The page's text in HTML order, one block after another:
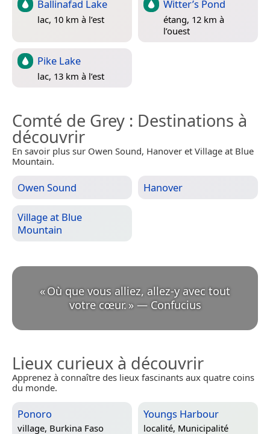
Ballinafad Lake
lac, 10 km à l’est
Witter’s Pond
étang, 12 km à
l’ouest
Pike Lake
lac, 13 km à l’est
Comté de Grey : Destinations à
découvrir
En savoir plus sur Owen Sound, Hanover et Village at Blue
Mountain.
Owen Sound Hanover
Village at Blue
Mountain
«Où que vous alliez, allez-y avec tout
votre cœur. » — Confucius
Lieux curieux à découvrir
Apprenez à connaître des lieux fascinants aux quatre coins
du monde.
Ponoro
village, Burkina Faso
Youngs Harbour
localité, Municipalité